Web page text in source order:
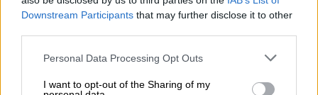
Downstream Participants that may further disclose it to other
Personal Data Processing Opt Outs
I want to opt-out of the Sharing of my